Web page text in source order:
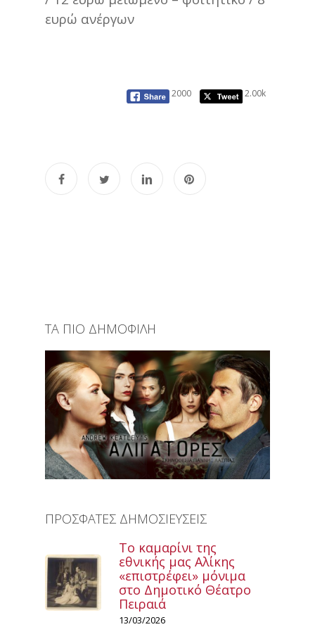
ευρώ ανέργων
2000 2.00k
ΤΑ ΠΙΟ ΔΗΜΟΦΙΛΗ
ΠΡΟΣΦΑΤΕΣ ΔΗΜΟΣΙΕΥΣΕΙΣ
Το καμαρίνι της
εθνικής μας Αλίκης
«επιστρέφει» μόνιμα
στο Δημοτικό Θέατρο
Πειραιά
13/03/2026